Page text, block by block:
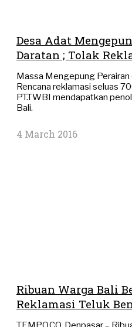
Desa Adat
Daratan ; Tolak
Massa Mengepung Perairan
Rencana reklamasi seluas
PT.TWBI mendapatkan
Bali.
4 March 2016
Ribuan Warga Bali
Reklamasi Teluk